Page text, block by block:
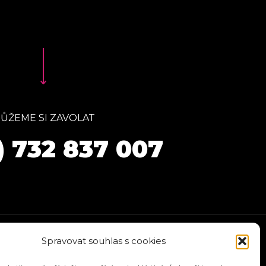
Spravovat souhlas s cookies
SI ZAVOLAT
732 837 007